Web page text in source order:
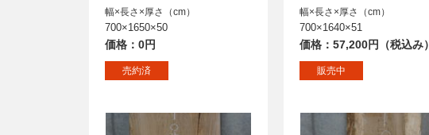
幅×長さ×厚さ（cm）
700×1650×50
価格：0円
売約済
幅×長さ×厚さ（cm）
700×1640×51
価格：57,200円（税込み）
販売中